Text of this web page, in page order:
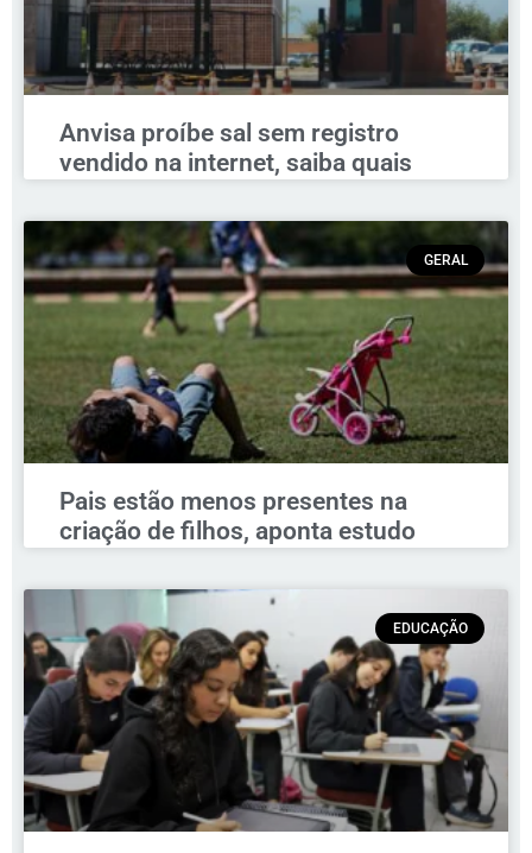
Anvisa proíbe sal sem registro
vendido na internet, saiba quais
GERAL
Pais estão menos presentes na
criação de filhos, aponta estudo
EDUCAÇÃO